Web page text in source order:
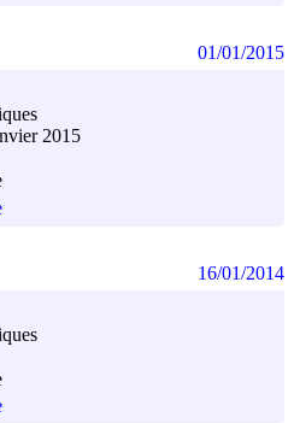
2015
01/01/2015
16/01/2014